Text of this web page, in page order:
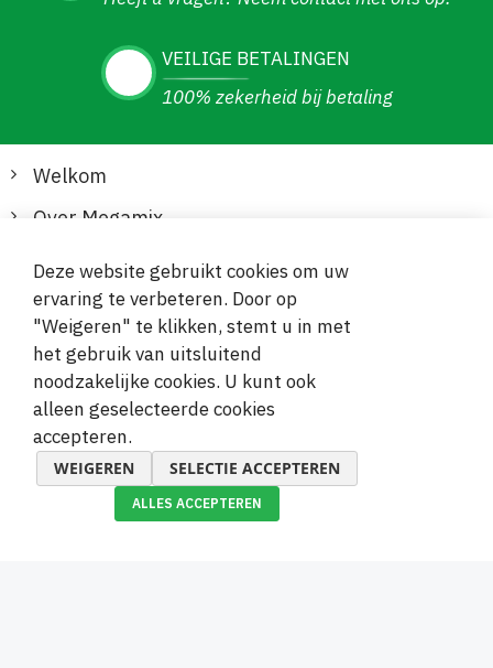
VEILIGE BETALINGEN
100% zekerheid bij betaling
Welkom
Over Megamix
Informatie
Klantenservice
Veilige en gemakkelijke betalingen
Deze website gebruikt cookies om uw
ervaring te verbeteren. Door op
"Weigeren" te klikken, stemt u in met
het gebruik van uitsluitend
noodzakelijke cookies. U kunt ook
alleen geselecteerde cookies
accepteren.
WEIGEREN SELECTIE ACCEPTEREN
ALLES ACCEPTEREN